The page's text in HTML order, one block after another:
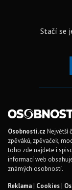
Stačí se
Osobnosti.cz Největší
zpěváků, zpěvaček,
toho zde najdete i
informací web
známých osobností.
Reklama| Cookies|